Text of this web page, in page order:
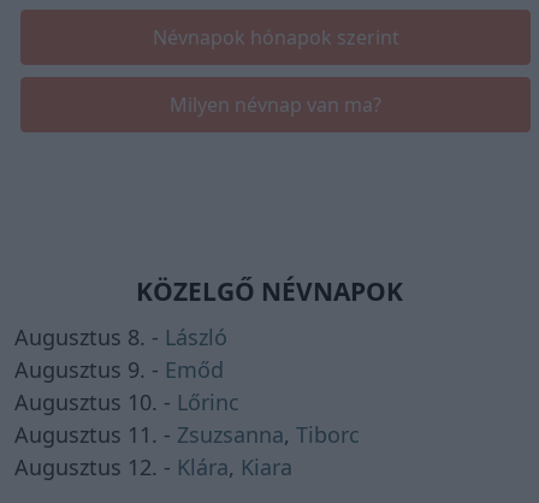
Névnapok hónapok szerint
Milyen névnap van ma?
KÖZELGŐ NÉVNAPOK
Augusztus 8. - László
Augusztus 9. - Emőd
Augusztus 10. - Lőrinc
Augusztus 11. - Zsuzsanna, Tiborc
Augusztus 12. - Klára, Kiara